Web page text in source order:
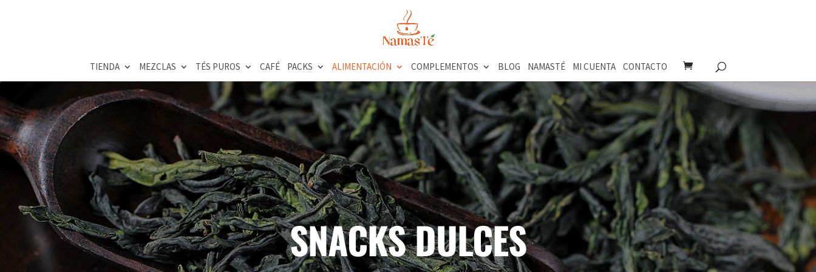
TIENDA MEZCLAS TÉS PUROS CAFÉ PACKS ALIMENTACIÓN COMPLEMENTOS BLOG NAMASTÉ MI CUENTA CONTACTO
SNACKS DULCES